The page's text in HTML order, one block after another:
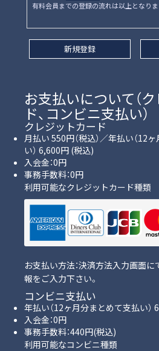
有料会員までの登録の流れは以上となりま
新規登録
お支払いについて（
ド、コンビニ支払い）
クレジットカード
月払い 550円（税込）／年払い（12
い） 6,600円 (税込)
入会金：0円
事務手数料：0円
利用可能なクレジットカード種類
お支払い方法：決済方法入力画面に
報をご入力下さい。
コンビニ支払い
年払い（12ヶ月分まとめて支払い）
入会金：0円
事務手数料：440円(税込)
利用可能なコンビニ種類